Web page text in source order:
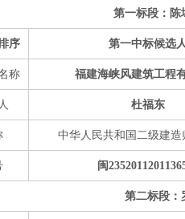
第一标段：陈
序 第一中标候选人
称 福建海峡风建筑工程
杜福东
中华人民共和国二级建造
闽
第二标段：